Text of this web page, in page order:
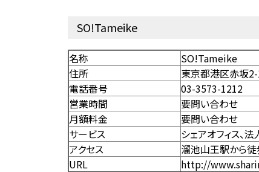
SO!Tameike
名称
SO!Tameike
住所
東京都港区赤坂
電話番号
03-3573-1212
営業時間
要問い合わせ
月額料金
要問い合わせ
サービス
シェアオフィス、
アクセス
溜池山王駅から
URL
http://